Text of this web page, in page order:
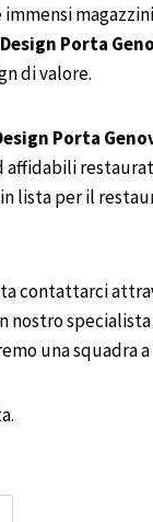
Porta
di valore.
Porta
lista per il
contattarci
una